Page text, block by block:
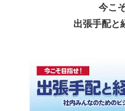
今こ
出張手配と